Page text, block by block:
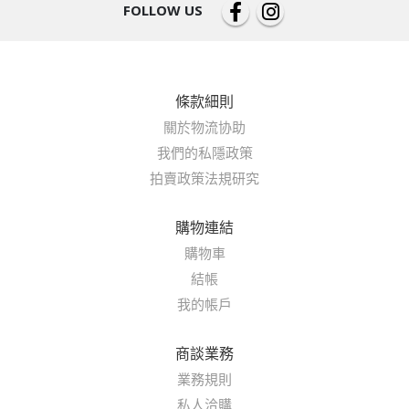
FOLLOW US
條款細則
關於物流协助
我們的私隱政策
拍賣政策法規研究
購物連結
購物車
結帳
我的帳戶
商談業務
業務規則
私人洽購